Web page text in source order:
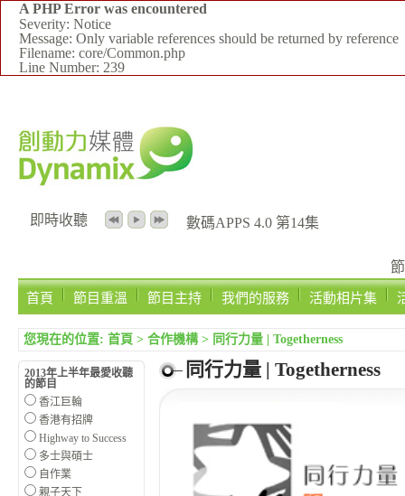
A PHP Error was encountered
Severity: Notice
Message: Only variable references should be returned by reference
Filename: core/Common.php
Line Number: 239
即時收聽 數碼APPS 4.0 第14集
首頁
節目重溫 節目主持 我們的服務 活動相片集
您現在的位置: 首頁 > 合作機構> 同行力量 | Togetherness
2013年上半年最愛收聽
的節目
香江巨輪
香港有招牌
Highway to Success
多士與碩士
自作業
親子天下
同行力量 | Togetherness